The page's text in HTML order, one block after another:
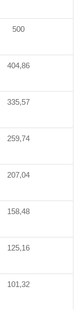
500
404,86
335,57
259,74
207,04
158,48
125,16
101,32